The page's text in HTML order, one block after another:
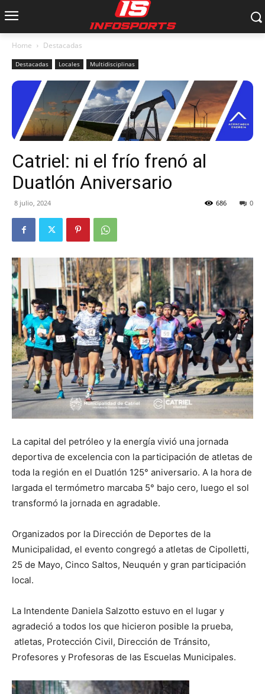
Home Destacadas
Destacadas Locales Multidisciplinas
Catriel: ni el frío frenó al
Duatlón Aniversario
8 julio, 2024 0
686
La capital del petróleo y la energía vivió una jornada
deportiva de excelencia con la participación de atletas de
toda la región en el Duatlón 125° aniversario. A la hora de
largada el termómetro marcaba 5° bajo cero, luego el sol
transformó la jornada en agradable.
Organizados por la Dirección de Deportes de la
Municipalidad, el evento congregó a atletas de Cipolletti,
25 de Mayo, Cinco Saltos, Neuquén y gran participación
local.
La Intendente Daniela Salzotto estuvo en el lugar y
agradeció a todos los que hicieron posible la prueba,
atletas, Protección Civil, Dirección de Tránsito,
Profesores y Profesoras de las Escuelas Municipales.